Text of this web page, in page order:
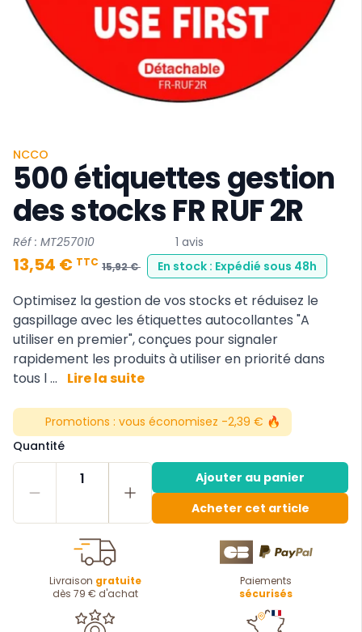
NCCO
500 étiquettes gestion
des stocks FR RUF 2R
Réf : MT257010 1 avis
13,54 € TTC 15,92 € En stock : Expédié sous 48h
Optimisez la gestion de vos stocks et réduisez le
gaspillage avec les étiquettes autocollantes "A
utiliser en premier", conçues pour signaler
rapidement les produits à utiliser en priorité dans
tous l ...
Lire la suite
Promotions : vous économisez -2,39 € 🔥
Quantité
1
Ajouter au panier
Acheter cet article
Livraison gratuite
dès 79 € d'achat
Paiements
sécurisés